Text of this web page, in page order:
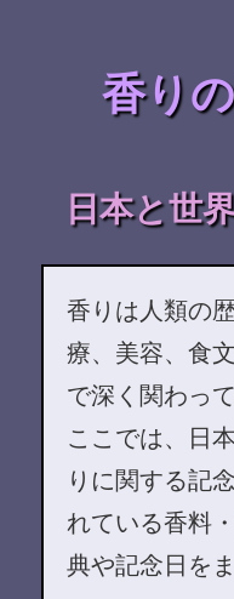
香り
日本と世
香りは人類の
療、美容、食
で深く関わっ
ここでは、日
りに関する記
れている香料
典や記念日を